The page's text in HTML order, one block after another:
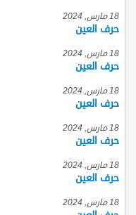
18 مارس, 2024
حرف العين
18 مارس, 2024
حرف العين
18 مارس, 2024
حرف العين
18 مارس, 2024
حرف العين
18 مارس, 2024
حرف العين
18 مارس, 2024